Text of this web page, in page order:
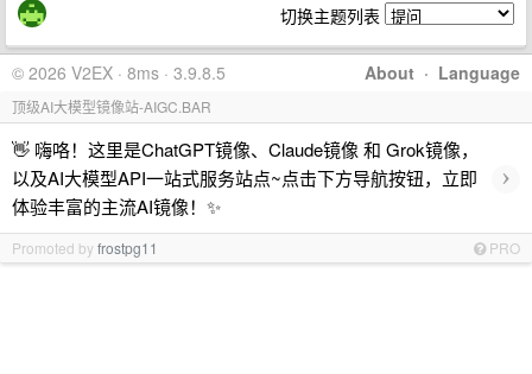
切换主题列表
About · Language
© 2026 V2EX · 8ms · 3.9.8.5
顶级AI大模型镜像站-AIGC.BAR
👋 嗨咯！这里是ChatGPT镜像、Claude镜像 和 Grok镜像，
以及AI大模型API一站式服务站点~点击下方导航按钮，立即
体验丰富的主流AI镜像！✨
›
Promoted byfrostpg11 PRO